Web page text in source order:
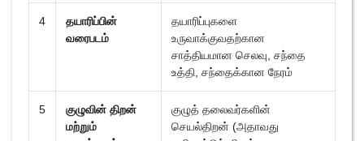
4
தயாரிப்பின்
வரைபடம்
தயாரிப்புகளை
உருவாக்குவதற்கான
சாத்தியமான செலவு, சந்தை
உத்தி, சந்தைக்கான நேரம்
5
குழுவின் திறன்
மற்றும்
குழுத் தலைவர்களின்
செயல்திறன் (அதாவது